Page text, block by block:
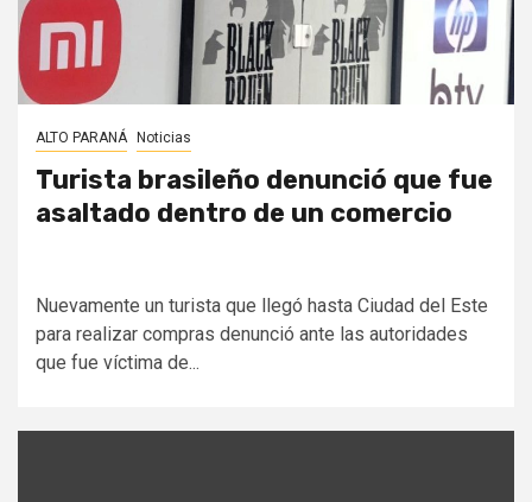
ALTO PARANÁ Noticias
Turista brasileño denunció que fue
asaltado dentro de un comercio
Nuevamente un turista que llegó hasta Ciudad del Este
para realizar compras denunció ante las autoridades
que fue víctima de...